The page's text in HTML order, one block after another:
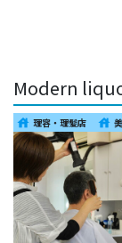
Modern
house 理容・理髪店 house